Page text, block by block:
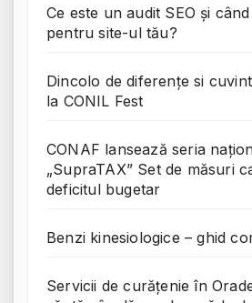
Ce este un audit SEO și
pentru site-ul tău?
Dincolo de diferențe si
la CONIL Fest
CONAF lansează seria
„SupraTAX” Set de măsuri
deficitul bugetar
Benzi kinesiologice – ghid
Servicii de curățenie în